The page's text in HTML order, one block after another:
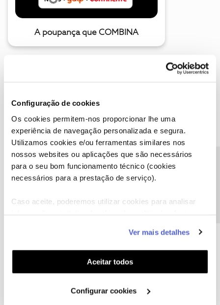
Configuração de cookies
Os cookies permitem-nos proporcionar lhe uma
experiência de navegação personalizada e segura.
Utilizamos cookies e/ou ferramentas similares nos
nossos websites ou aplicações que são necessários
para o seu bom funcionamento técnico (cookies
necessários para a prestação de serviço).
Caso aceite, poderemos utilizar cookies para analisar
funcionalidades (cookies de personalização e
funcionalidade) e adaptar anúncios aos seus interesses
(cookies de publicidade personalizada). Pode gerir a
utilização dos cookies clicando em "Configurar
Ver mais detalhes
Aceitar todos
Configurar cookies
A poupança que COMBINA
Descubra as novidades de julho
Hall of Fame de julho
17 soluções